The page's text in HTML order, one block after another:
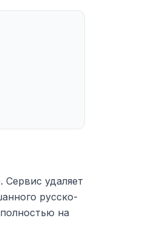
Сервис удаляет
русско-
на